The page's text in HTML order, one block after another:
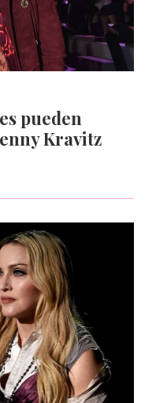
pueden
Kravitz